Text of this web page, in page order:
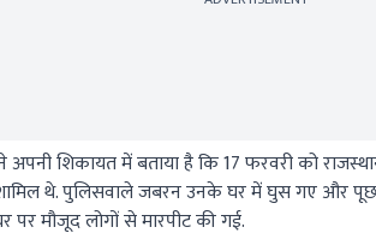
अपनी शिकायत में बताया है कि 17 फरवरी को
थे. पुलिसवाले जबरन उनके घर में घुस गए और
मौजूद लोगों से मारपीट की गई.